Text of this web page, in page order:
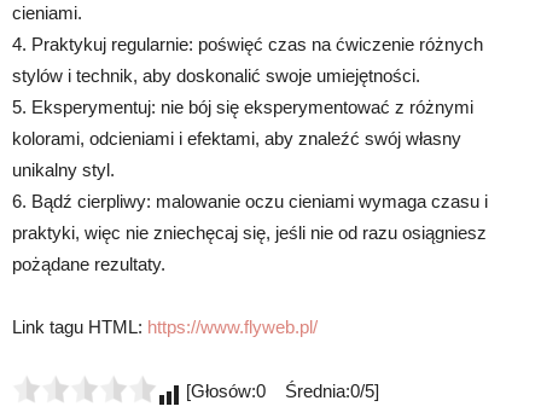
cieniami.
4. Praktykuj regularnie: poświęć czas na ćwiczenie różnych
stylów i technik, aby doskonalić swoje umiejętności.
5. Eksperymentuj: nie bój się eksperymentować z różnymi
kolorami, odcieniami i efektami, aby znaleźć swój własny
unikalny styl.
6. Bądź cierpliwy: malowanie oczu cieniami wymaga czasu i
praktyki, więc nie zniechęcaj się, jeśli nie od razu osiągniesz
pożądane rezultaty.
Link tagu HTML: https://www.flyweb.pl/
[Głosów:0 Średnia:0/5]